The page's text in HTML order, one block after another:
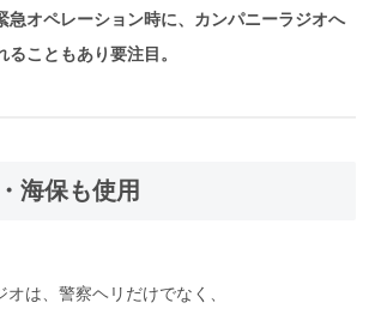
急オペレーション時に、カンパニーラジオへ
ることもあり要注目。
海保も使用
は、警察ヘリだけでなく、